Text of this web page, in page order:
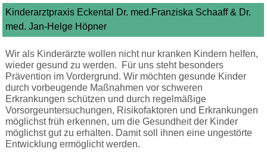
Kinderarztpraxis Eckental Dr. med.Franziska Schaaff & Dr.
med. Jan-Helge Höpner
Wir als Kinderärzte wollen nicht nur kranken Kindern helfen,
wieder gesund zu werden.
Für uns steht besonders
Prävention im Vordergrund. Wir möchten gesunde Kinder
durch vorbeugende Maßnahmen vor schweren
Erkrankungen schützen und durch regelmäßige
Vorsorgeuntersuchungen, Risikofaktoren und Erkrankungen
möglichst früh erkennen, um die Gesundheit der Kinder
möglichst gut zu erhalten. Damit soll ihnen eine ungestörte
Entwicklung ermöglicht werden.